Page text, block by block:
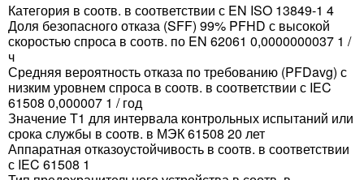
Категория в соотв. в соответствии с EN ISO 13849-1 4
Доля безопасного отказа (SFF) 99% PFHD с высокой
скоростью спроса в соотв. по EN 62061 0,0000000037 1 /
ч
Средняя вероятность отказа по требованию (PFDavg) с
низким уровнем спроса в соотв. в соответствии с IEC
61508 0,000007 1 / год
Значение T1 для интервала контрольных испытаний или
срока службы в соотв. в МЭК 61508 20 лет
Аппаратная отказоустойчивость в соотв. в соответствии
с IEC 61508 1